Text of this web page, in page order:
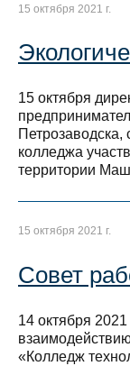
15 октября 2021 г.
15 октября
Петрозаводска,
колледжа
территории
15 октября 2021 г.
Совет
14 октября
«Колледж